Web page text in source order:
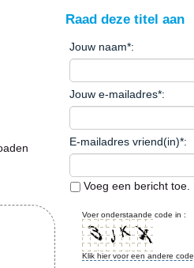
Raad deze titel aan
Jouw naam*:
Jouw e-mailadres*:
E-mailadres vriend(in)*:
Voeg een bericht toe.
Voer onderstaande code in :
Klik hier voor een andere code.